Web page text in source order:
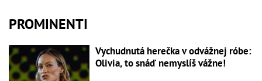
PROMINENTI
Vychudnutá herečka v odvážnej róbe:
Olivia, to snáď nemyslíš vážne!